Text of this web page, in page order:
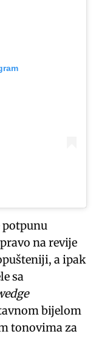
potpunu
na revije
a ipak
sa
bijelom
tonovima za